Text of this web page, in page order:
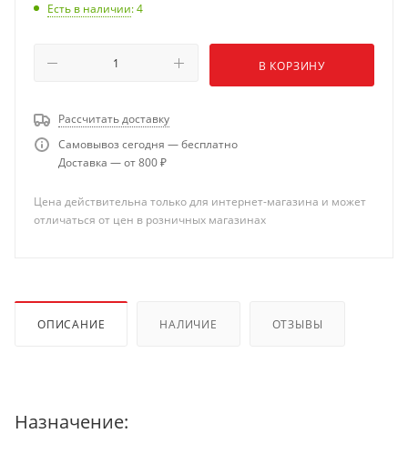
Есть в наличии: 4
В КОРЗИНУ
Рассчитать доставку
Самовывоз сегодня — бесплатно
Доставка — от 800 ₽
Цена действительна только для интернет-магазина и может
отличаться от цен в розничных магазинах
ОПИСАНИЕ НАЛИЧИЕ ОТЗЫВЫ
Назначение: